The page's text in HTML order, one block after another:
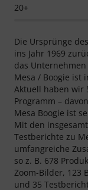
20+
Die Ursprünge
ins Jahr 1969
das
Mesa / Boogie ist
Aktuell haben wir
Programm –
Mesa Boogie ist
Mit den
Testberichte zu
umfangreiche
so z. B. 678
Zoom-Bilder, 123
und 35